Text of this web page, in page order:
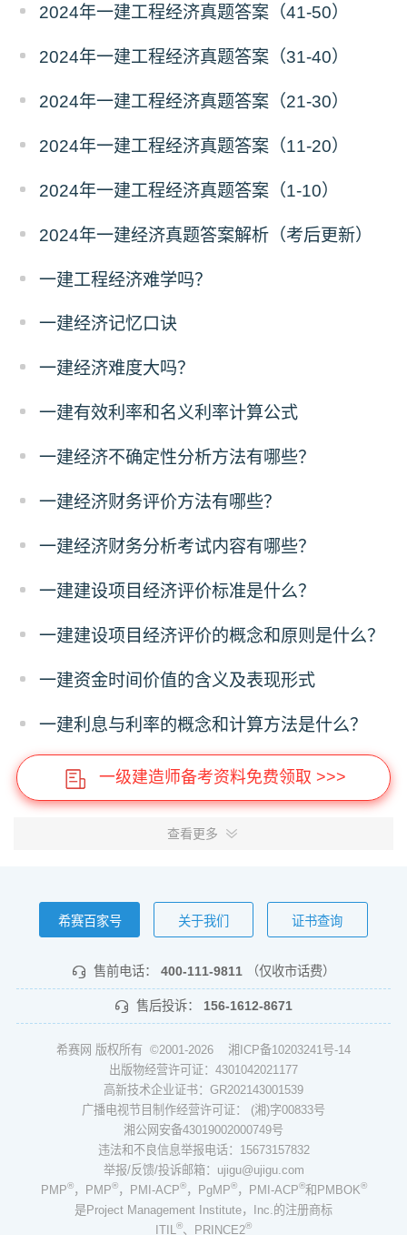
2024年一建工程经济真题答案（41-50）
2024年一建工程经济真题答案（31-40）
2024年一建工程经济真题答案（21-30）
2024年一建工程经济真题答案（11-20）
2024年一建工程经济真题答案（1-10）
2024年一建经济真题答案解析（考后更新）
一建工程经济难学吗？
一建经济记忆口诀
一建经济难度大吗？
一建有效利率和名义利率计算公式
一建经济不确定性分析方法有哪些？
一建经济财务评价方法有哪些？
一建经济财务分析考试内容有哪些？
一建建设项目经济评价标准是什么？
一建建设项目经济评价的概念和原则是什么？
一建资金时间价值的含义及表现形式
一建利息与利率的概念和计算方法是什么？
一级建造师备考资料免费领取 >>>
查看更多
希赛百家号 关于我们 证书查询
售前电话： 400-111-9811 （仅收市话费）
售后投诉： 156-1612-8671
希赛网 版权所有 ©2001-2026 湘ICP备10203241号-14
出版物经营许可证：4301042021177
高新技术企业证书：GR202143001539
广播电视节目制作经营许可证： (湘)字00833号
湘公网安备43019002000749号
违法和不良信息举报电话：15673157832
举报/反馈/投诉邮箱：ujigu@ujigu.com
PMP®，PMP®，PMI-ACP®，PgMP®，PMI-ACP®和PMBOK®
是Project Management Institute，Inc.的注册商标
ITIL ®、PRINCE2®